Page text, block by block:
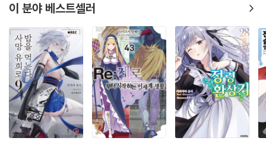
이 분야 베스트셀러